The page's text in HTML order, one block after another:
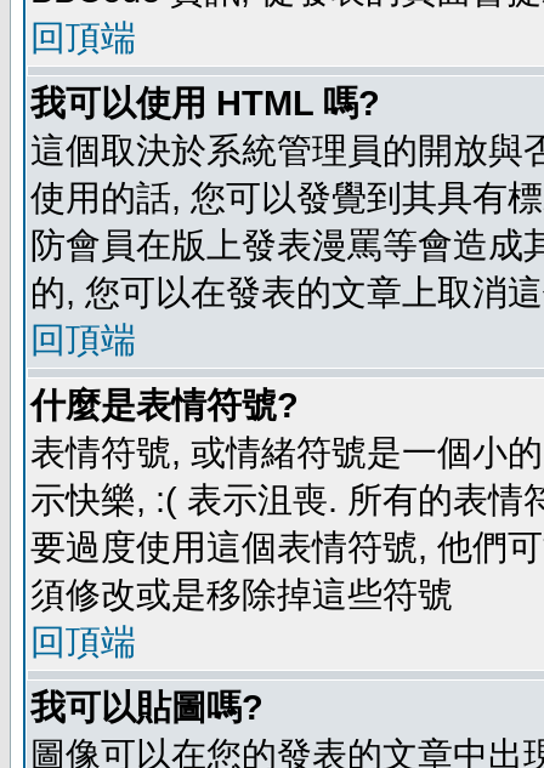
回頂端
我可以使用 HTML 嗎?
這個取決於系統管理員的開放與
使用的話, 您可以發覺到其具有
防會員在版上發表漫罵等會造
的, 您可以在發表的文章上取消
回頂端
什麼是表情符號?
表情符號, 或情緒符號是一個小
示快樂, :( 表示沮喪. 所有的表情
要過度使用這個表情符號, 他們
須修改或是移除掉這些符號
回頂端
我可以貼圖嗎?
圖像可以在您的發表的文章中